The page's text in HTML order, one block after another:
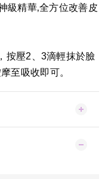
級精華‚全方位改善皮
按壓2、3滴輕抹於臉
至吸收即可。